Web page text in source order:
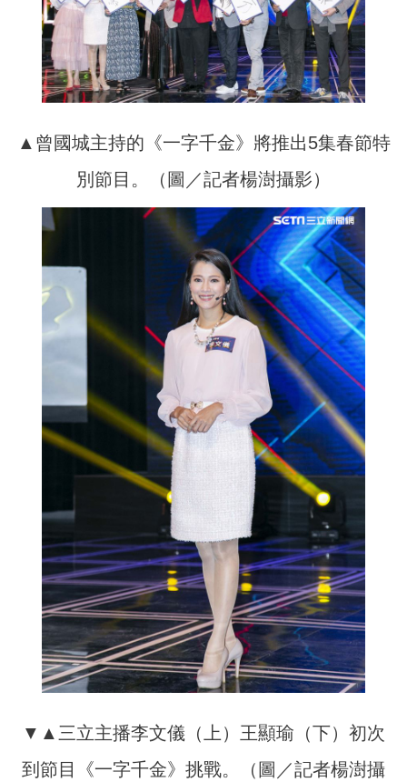
▲曾國城主持的《一字千金》將推出5集春節特
別節目。（圖／記者楊澍攝影）
▼▲三立主播李文儀（上）王顯瑜（下）初次
到節目《一字千金》挑戰。（圖／記者楊澍攝